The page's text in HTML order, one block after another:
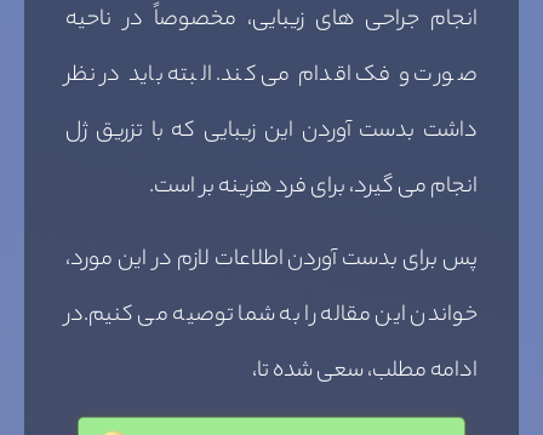
انجام جراحی های زیبایی، مخصوصاً در ناحیه
صورت و فک اقدام می کند. البته باید در نظر
داشت بدست آوردن این زیبایی که با تزریق ژل
انجام می گیرد، برای فرد هزینه بر است.
پس برای بدست آوردن اطلاعات لازم در این مورد،
خواندن این مقاله را به شما توصیه می کنیم.در
ادامه مطلب، سعی شده تا،